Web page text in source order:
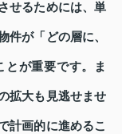
せるためには、単
件が「どの層に、
とが重要です。ま
拡大も見逃せませ
計画的に進めるこ